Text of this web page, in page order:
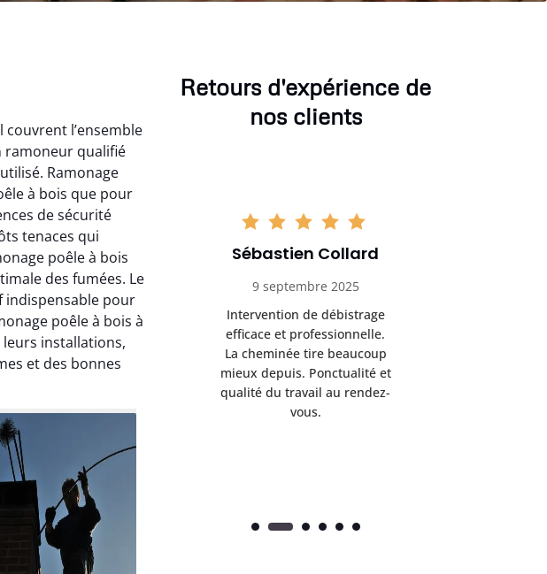
l’ensemble
ramoneur qualifié
Ramonage
à bois que pour
de sécurité
tenaces qui
poêle à bois
des fumées. Le
indispensable pour
poêle à bois à
installations,
et des bonnes
Retours d'expérience de
nos clients
Vautrin
21 juin 2025
très bien réalisé,
propre et soigné.
les explications ont
et le conduit a été
et rassurant.
Sébastien Collard
9 septembre 2025
Intervention de débistrage
efficace et professionnelle.
La cheminée tire beaucoup
mieux depuis. Ponctualité et
qualité du travail au rendez-
vous.